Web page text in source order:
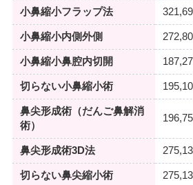
小鼻縮小フラップ法
小鼻縮小内側外側
小鼻縮小鼻腔内切開
切らない小鼻縮小術
鼻尖形成術（だんご鼻解消
術）
鼻尖形成術3D法
切らない鼻尖縮小術